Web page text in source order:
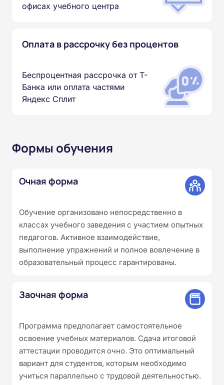
офисах учебного центра
Оплата в рассрочку без процентов
Беспроцентная рассрочка от Т-
Банка или оплата частями
Яндекс Сплит
Формы обучения
Очная форма
Обучение организовано непосредственно в
классах учебного заведения с участием опытных
педагогов. Активное взаимодействие,
выполнение упражнений и полное вовлечение в
образовательный процесс гарантированы.
Заочная форма
Программа предполагает самостоятельное
освоение учебных материалов. Сдача итоговой
аттестации проводится очно. Это оптимальный
вариант для студентов, которым необходимо
учиться параллельно с трудовой деятельностью.